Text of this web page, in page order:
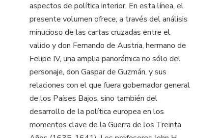
aspectos de política interior. En esta línea, el
presente volumen ofrece, a través del análisis
minucioso de las cartas cruzadas entre el
valido y don Fernando de Austria, hermano de
Felipe IV, una amplia panorámica no sólo del
personaje, don Gaspar de Guzmán, y sus
relaciones con el que fuera gobernador general
de los Países Bajos, sino también del
desarrollo de la política europea en los
momentos clave de la Guerra de los Treinta